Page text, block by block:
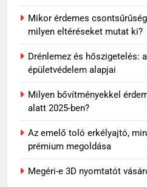
Mikor érdemes
milyen eltéréseket mutat ki?
Drénlemez és hőszigetelés:
épületvédelem alapjai
Milyen bővítményekkel
alatt 2025-ben?
Az emelő toló erkélyajtó,
prémium megoldása
Megéri-e 3D nyomtatót
4
Sok
jöhetnek
5
OTTHON
6